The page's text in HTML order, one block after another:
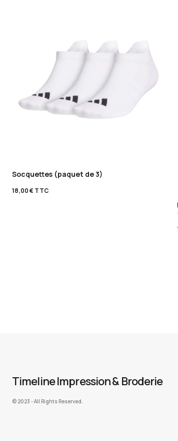
Socquettes (paquet de 3)
18,00€TTC
Timeline Impression & Broderie
©️ 2023 - All Rights Reserved.